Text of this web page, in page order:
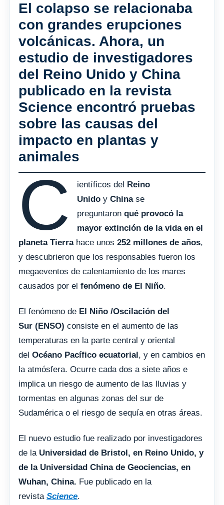
El colapso se relacionaba
con grandes erupciones
volcánicas. Ahora, un
estudio de investigadores
del Reino Unido y China
publicado en la revista
Science encontró pruebas
sobre las causas del
impacto en plantas y
animales
C ientíficos del Reino
UnidoyChinase
preguntaronqué provocó la
mayor extinción de la vida en el
planeta Tierrahace unos 252 millones de años,
y descubrieron que los responsables fueron los
megaeventos de calentamiento de los mares
causados por el fenómeno de El Niño.
El fenómeno de El Niño /Oscilación del
Sur (ENSO) consiste en el aumento de las
temperaturas en la parte central y oriental
del Océano Pacífico ecuatorial, y en cambios en
la atmósfera. Ocurre cada dos a siete años e
implica un riesgo de aumento de las lluvias y
tormentas en algunas zonas del sur de
Sudamérica o el riesgo de sequía en otras áreas.
El nuevo estudio fue realizado por investigadores
de la Universidad de Bristol, en Reino Unido, y
de la Universidad China de Geociencias, en
Wuhan, China. Fue publicado en la
revista Science.